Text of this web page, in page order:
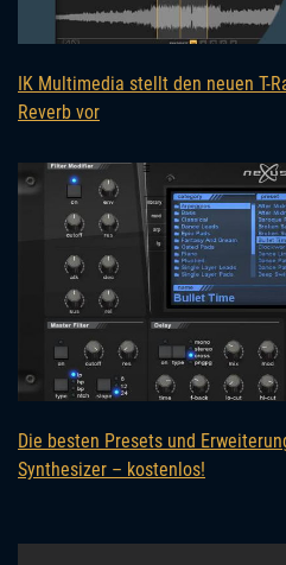
IK Multimedia stellt den neuen T-
Reverb vor
Die besten Presets und
Synthesizer – kostenlos!